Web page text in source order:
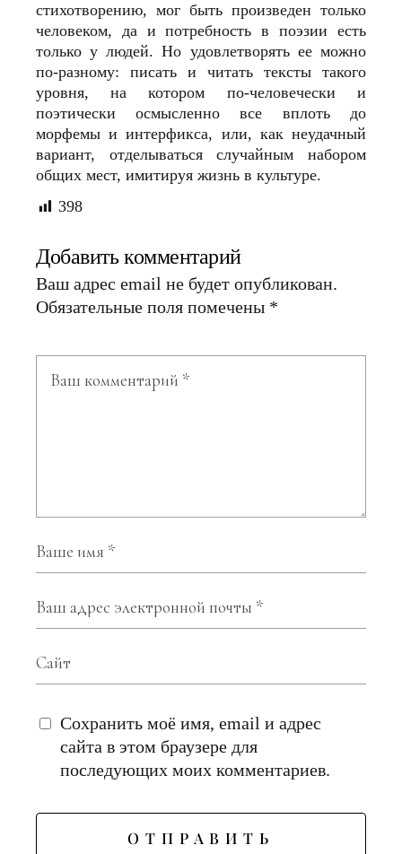
стихотворению, мог быть произведен только
человеком, да и потребность в поэзии есть
только у людей. Но удовлетворять ее можно
по-разному: писать и читать тексты такого
уровня, на котором по-человечески и
поэтически осмысленно все вплоть до
морфемы и интерфикса, или, как неудачный
вариант, отделываться случайным набором
общих мест, имитируя жизнь в культуре.
398
Добавить комментарий
Ваш адрес email не будет опубликован.
Обязательные поля помечены *
Сохранить моё имя, email и адрес
сайта в этом браузере для
последующих моих комментариев.
ОТПРАВИТЬ